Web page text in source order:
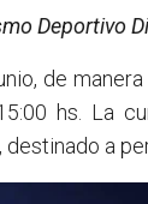
Deportivo
de
hs. La
a